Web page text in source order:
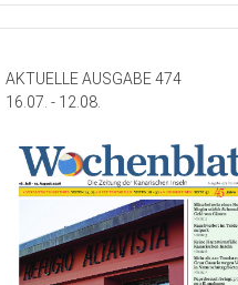
AKTUELLE AUSGABE 474
16.07. - 12.08.